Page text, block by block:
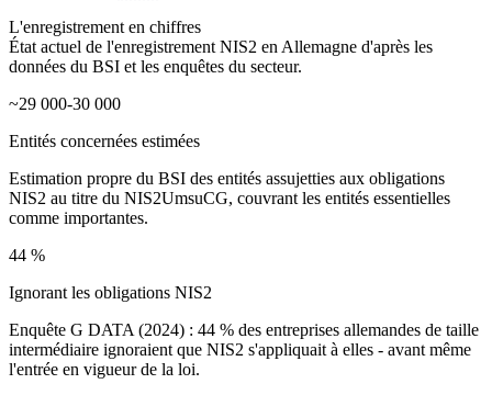
L'enregistrement en chiffres
État actuel de l'enregistrement NIS2 en Allemagne d'après les
données du BSI et les enquêtes du secteur.
~29 000-30 000
Entités concernées estimées
Estimation propre du BSI des entités assujetties aux obligations
NIS2 au titre du NIS2UmsuCG, couvrant les entités essentielles
comme importantes.
44 %
Ignorant les obligations NIS2
Enquête G DATA (2024) : 44 % des entreprises allemandes de taille
intermédiaire ignoraient que NIS2 s'appliquait à elles - avant même
l'entrée en vigueur de la loi.